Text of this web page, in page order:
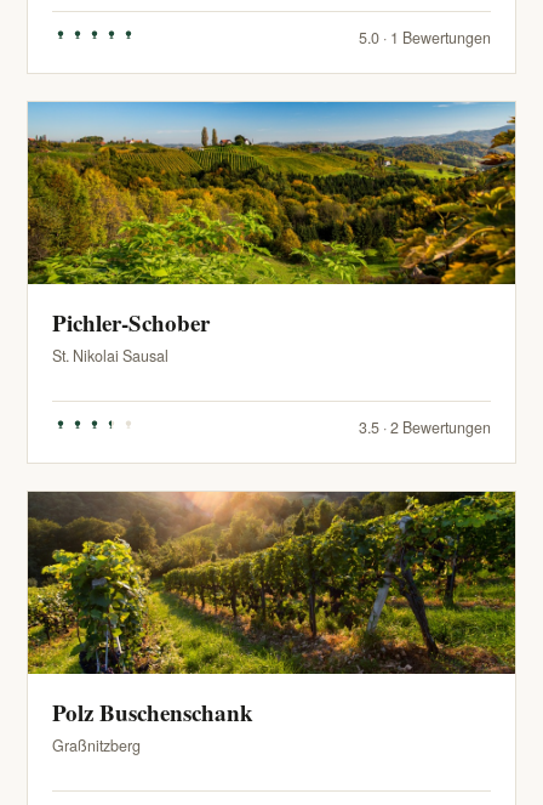
5.0 · 1 Bewertungen
Pichler-Schober
St. Nikolai Sausal
3.5 · 2 Bewertungen
Polz Buschenschank
Graßnitzberg